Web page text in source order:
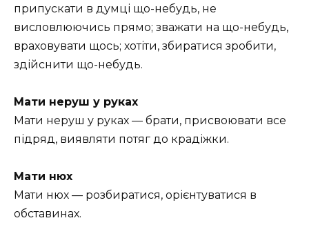
припускати в думці що-небудь, не
висловлюючись прямо; зважати на що-небудь,
враховувати щось; хотіти, збиратися зробити,
здійснити що-небудь.
Мати неруш у руках
Мати неруш у руках — брати, присвоювати все
підряд, виявляти потяг до крадіжки.
Мати нюх
Мати нюх — розбиратися, орієнтуватися в
обставинах.